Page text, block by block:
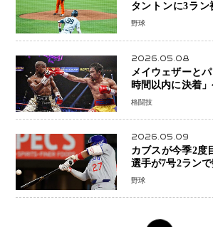
タントンに3ラ
で降板
野球
2026.05.08
メイウェザーと
時間以内に決着
ョンか混迷続く
格闘技
2026.05.09
カブスが今季2度
選手が7号2ラン
アーチ
野球